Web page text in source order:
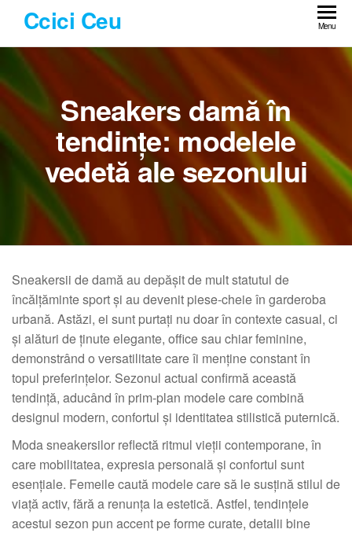
the
content
Ccici Ceu Menu
Sneakers damă în
tendințe: modelele
vedetă ale sezonului
Sneakersii de damă au depășit de mult statutul de
încălțăminte sport și au devenit piese-cheie în garderoba
urbană. Astăzi, ei sunt purtați nu doar în contexte casual, ci
și alături de ținute elegante, office sau chiar feminine,
demonstrând o versatilitate care îi menține constant în
topul preferințelor. Sezonul actual confirmă această
tendință, aducând în prim-plan modele care combină
designul modern, confortul și identitatea stilistică puternică.
Moda sneakersilor reflectă ritmul vieții contemporane, în
care mobilitatea, expresia personală și confortul sunt
esențiale. Femeile caută modele care să le susțină stilul de
viață activ, fără a renunța la estetică. Astfel, tendințele
acestui sezon pun accent pe forme curate, detalii bine